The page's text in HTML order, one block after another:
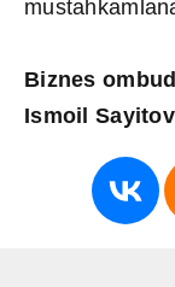
Biznes
Ismoil